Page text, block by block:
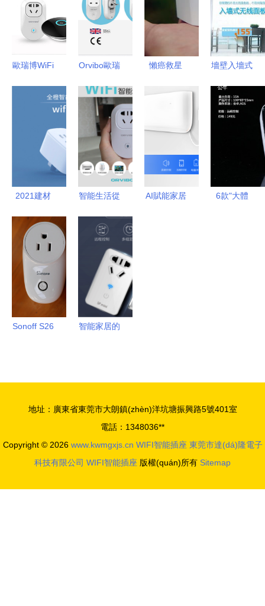
歐瑞博WiFi
控新體驗
Orvibo歐瑞
插座 輕松
開啟智能家
居新體驗
懶癌救星
墻壁入墻式
路由 86盒
poe供電
2021建材
這26款高性
價比產
(chǎn)品盤
點，助家裝
配齊全房品
質(zhì)！
智能生活從
Orvibo歐瑞
博WiFi智能
插座深度體
AI賦能家居
6款"大體
Sonoff S26
智能家居的
新體驗
地址：廣東省東莞市大朗鎮(zhèn)洋坑塘振興路5號401室
電話：1348036**
Copyright © 2026 www.kwmgxjs.cn WIFI智能插座 東莞市達(dá)隆電子
科技有限公司 WIFI智能插座 版權(quán)所有 Sitemap